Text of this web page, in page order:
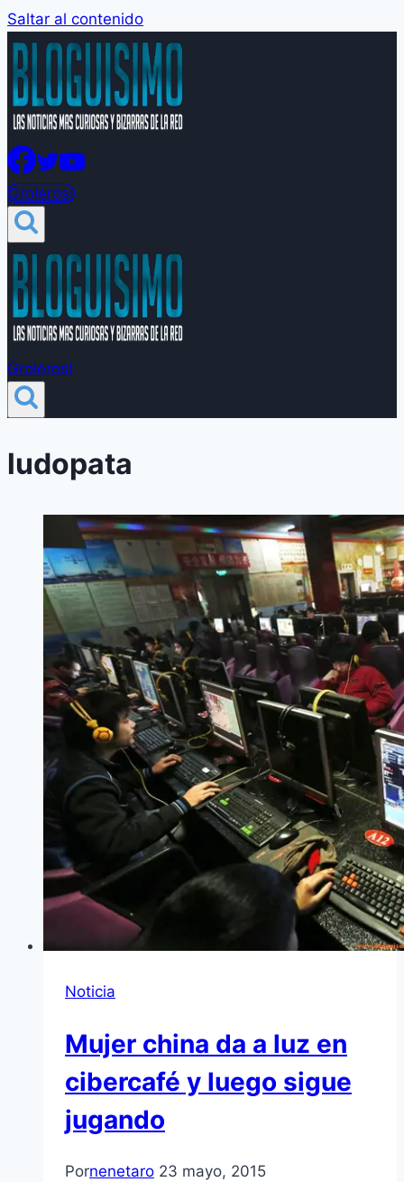
Saltar al contenido
Groleros!
Groleros!
ludopata
Noticia
Mujer china da a luz en
cibercafé y luego sigue
jugando
Pornenetaro 23 mayo, 2015